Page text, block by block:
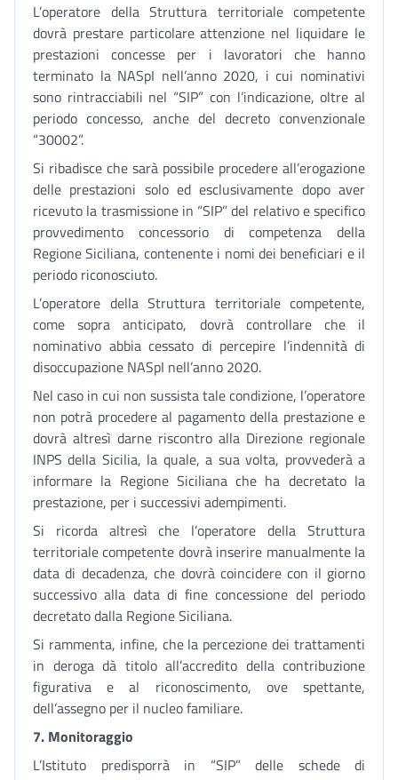
L’operatore della Struttura territoriale competente
dovrà prestare particolare attenzione nel liquidare le
prestazioni concesse per i lavoratori che hanno
terminato la NASpI nell’anno 2020, i cui nominativi
sono rintracciabili nel “SIP” con l’indicazione, oltre al
periodo concesso, anche del decreto convenzionale
“30002”.
Si ribadisce che sarà possibile procedere all’erogazione
delle prestazioni solo ed esclusivamente dopo aver
ricevuto la trasmissione in “SIP” del relativo e specifico
provvedimento concessorio di competenza della
Regione Siciliana, contenente i nomi dei beneficiari e il
periodo riconosciuto.
L’operatore della Struttura territoriale competente,
come sopra anticipato, dovrà controllare che il
nominativo abbia cessato di percepire l’indennità di
disoccupazione NASpI nell’anno 2020.
Nel caso in cui non sussista tale condizione, l’operatore
non potrà procedere al pagamento della prestazione e
dovrà altresì darne riscontro alla Direzione regionale
INPS della Sicilia, la quale, a sua volta, provvederà a
informare la Regione Siciliana che ha decretato la
prestazione, per i successivi adempimenti.
Si ricorda altresì che l’operatore della Struttura
territoriale competente dovrà inserire manualmente la
data di decadenza, che dovrà coincidere con il giorno
successivo alla data di fine concessione del periodo
decretato dalla Regione Siciliana.
Si rammenta, infine, che la percezione dei trattamenti
in deroga dà titolo all’accredito della contribuzione
figurativa e al riconoscimento, ove spettante,
dell’assegno per il nucleo familiare.
7. Monitoraggio
L’Istituto predisporrà in “SIP” delle schede di